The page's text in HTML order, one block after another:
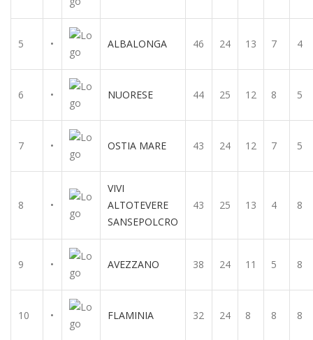
5 • ALBALONGA 46 24 13 7 4
6 • NUORESE 44 25 12 8 5
7 • OSTIA MARE 43 24 12 7 5
8 •
VIVI
ALTOTEVERE
SANSEPOLCRO
43 25 13 4 8
9 • AVEZZANO 38 24 11 5 8
10 • FLAMINIA 32 24 8 8 8